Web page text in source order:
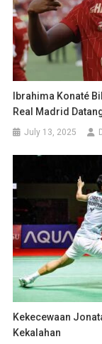
Ibrahima Konaté
Real Madrid
July 13, 2025
Kekecewaan
Kekalahan